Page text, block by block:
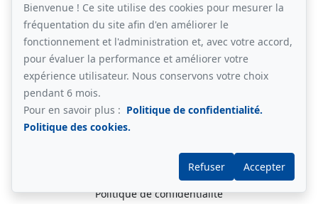
Des problèmes de connexion ?
-Mentions légales -
Politique de confidentialité
Bienvenue ! Ce site utilise des cookies pour mesurer la
fréquentation du site afin d'en améliorer le
fonctionnement et l'administration et, avec votre accord,
pour évaluer la performance et améliorer votre
expérience utilisateur. Nous conservons votre choix
pendant 6 mois.
Pour en savoir plus : Politique de confidentialité.
Politique des cookies.
Refuser Accepter